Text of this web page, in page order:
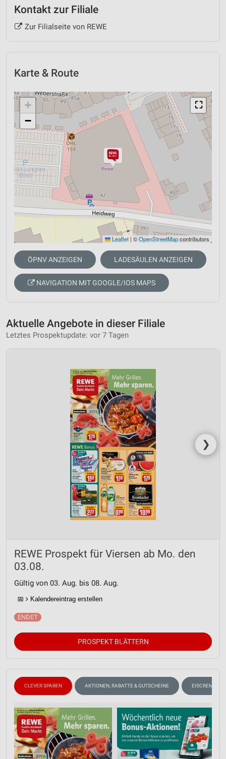
Kontakt zur Filiale
Zur Filialseite von REWE
Karte & Route
⛶
+
−
Leaflet | ©OpenStreetMapcontributors
ÖPNV ANZEIGEN LADESÄULEN ANZEIGEN
NAVIGATION MIT GOOGLE/IOS MAPS
Aktuelle Angebote in dieser Filiale
Letztes Prospektupdate: vor 7 Tagen
❯
REWE Prospekt für Viersen ab Mo. den
03.08.
Gültig von 03. Aug. bis 08. Aug.
📅 Kalendereintrag erstellen
PROSPEKT BLÄTTERN
CLEVER SPAREN AKTIONEN, RABATTE & GUTSCHEINE EISCREME